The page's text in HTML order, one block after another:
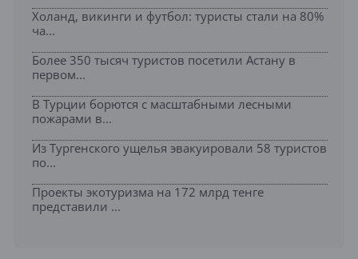
Холанд, викинги и футбол: туристы стали на 80%
ча...
Более 350 тысяч туристов посетили Астану в
первом...
В Турции борются с масштабными лесными
пожарами в...
Из Тургенского ущелья эвакуировали 58 туристов
по...
Проекты экотуризма на 172 млрд тенге
представили ...